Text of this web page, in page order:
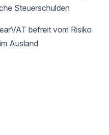
Steuerschulden
befreit vom Risiko
Ausland